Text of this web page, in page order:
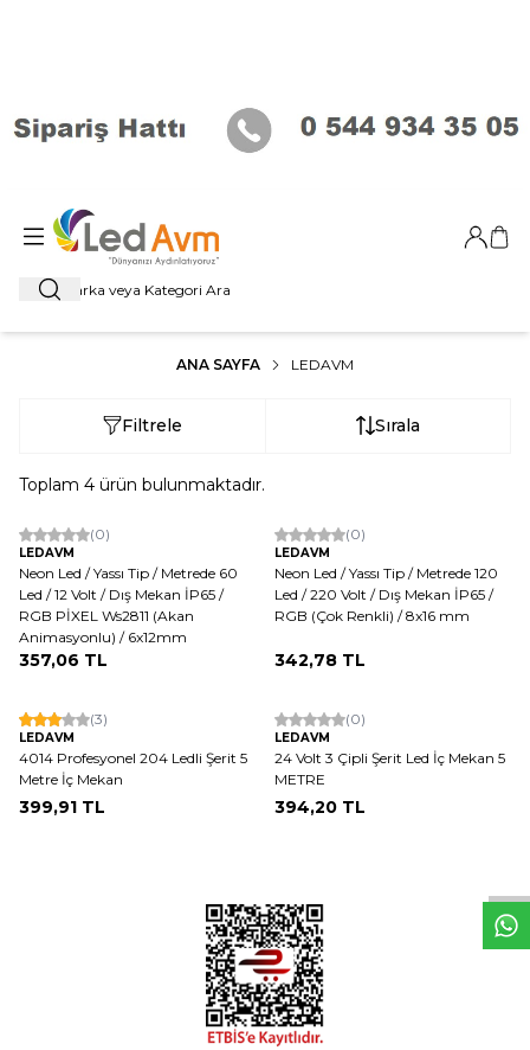
Ara
Giriş
ANA SAYFA LEDAVM
Filtrele Sırala
Toplam 4 ürün bulunmaktadır.
(0)
LEDAVM
Neon Led / Yassı Tip / Metrede 60
Led / 12 Volt / Dış Mekan İP65 /
RGB PİXEL Ws2811 (Akan
Animasyonlu) / 6x12mm
357,06 TL
(0)
LEDAVM
Neon Led / Yassı Tip / Metrede 120
Led / 220 Volt / Dış Mekan İP65 /
RGB (Çok Renkli) / 8x16 mm
342,78 TL
(3)
LEDAVM
4014 Profesyonel 204 Ledli Şerit 5
Metre İç Mekan
399,91 TL
(0)
LEDAVM
24 Volt 3 Çipli Şerit Led İç Mekan 5
METRE
394,20 TL